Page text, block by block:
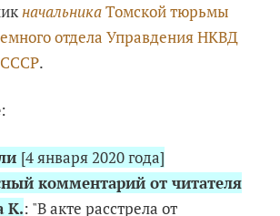
начальникаТомской тюрьмы
отдела Управдения НКВД
.
:
[4 января 2020 года]
комментарий от читателя
К.: "В акте расстрела от